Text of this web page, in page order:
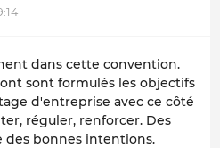
dans cette convention.
sont formulés les objectifs
d'entreprise avec ce côté
réguler, renforcer. Des
des bonnes intentions.